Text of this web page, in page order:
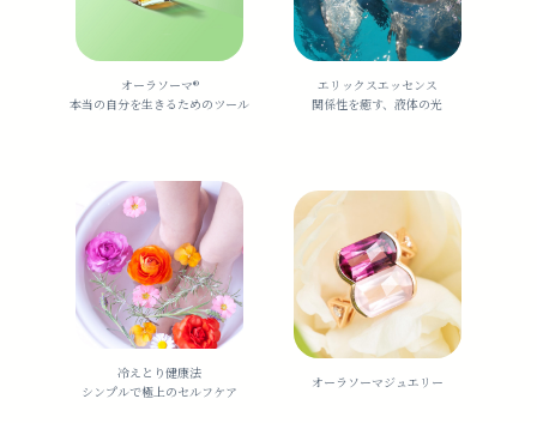
オーラソーマ®️
本当の自分を生きるためのツール
エリックスエッセンス
関係性を癒す、液体の光
冷えとり健康法
シンプルで極上のセルフケア
オーラソーマジュエリー